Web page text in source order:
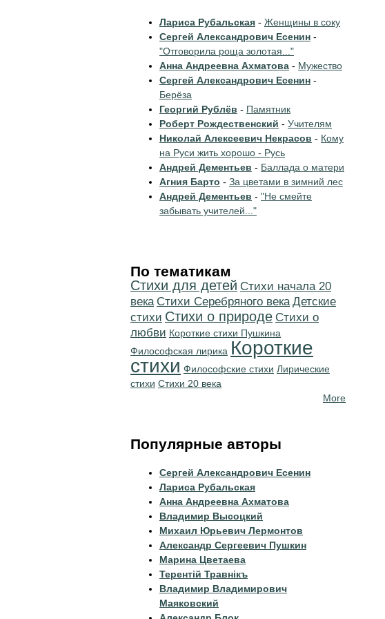
Лариса Рубальская - Женщины в соку
Сергей Александрович Есенин -
"Отговорила роща золотая..."
Анна Андреевна Ахматова - Мужество
Сергей Александрович Есенин -
Берёза
Георгий Рублёв - Памятник
Роберт Рождественский - Учителям
Николай Алексеевич Некрасов - Кому
на Руси жить хорошо - Русь
Андрей Дементьев - Баллада о матери
Агния Барто - За цветами в зимний лес
Андрей Дементьев - "Не смейте
забывать учителей..."
По тематикам
Стихи для детей Cтихи начала 20
века Cтихи Серебряного века Детские
стихи Стихи о природе Стихи о
любви Короткие стихи Пушкина
Философская лирика Короткие
стихи Философские стихи Лирические
стихи Стихи 20 века
More
Популярные авторы
Сергей Александрович Есенин
Лариса Рубальская
Анна Андреевна Ахматова
Владимир Высоцкий
Михаил Юрьевич Лермонтов
Александр Сергеевич Пушкин
Марина Цветаева
Терентiй Травнiкъ
Владимир Владимирович
Маяковский